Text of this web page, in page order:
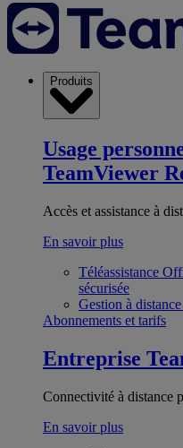
Produits
Usage
TeamViewer
Accès et assistance à
En savoir plus
Téléassistance
sécurisée
Gestion à distance
Abonnements et tarifs
Entreprise
Connectivité à distance
En savoir plus